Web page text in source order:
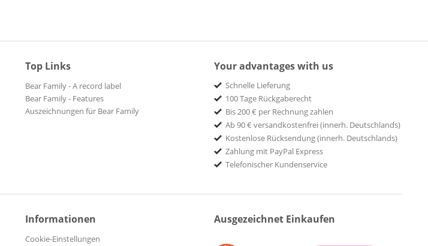
Top Links
Bear Family - A record label
Bear Family - Features
Auszeichnungen für Bear Family
Your advantages with us
Schnelle Lieferung
100 Tage Rückgaberecht
Bis 200 € per Rechnung zahlen
Ab 90 € versandkostenfrei (innerh. Deutschlands)
Kostenlose Rücksendung (innerh. Deutschlands)
Zahlung mit PayPal Express
Telefonischer Kundenservice
Informationen
Cookie-Einstellungen
Ausgezeichnet Einkaufen